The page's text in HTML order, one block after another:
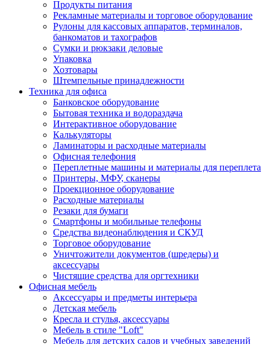
Продукты питания
Рекламные материалы и торговое оборудование
Рулоны для кассовых аппаратов, терминалов,
банкоматов и тахографов
Сумки и рюкзаки деловые
Упаковка
Хозтовары
Штемпельные принадлежности
Техника для офиса
Банковское оборудование
Бытовая техника и водораздача
Интерактивное оборудование
Калькуляторы
Ламинаторы и расходные материалы
Офисная телефония
Переплетные машины и материалы для переплета
Принтеры, МФУ, сканеры
Проекционное оборудование
Расходные материалы
Резаки для бумаги
Смартфоны и мобильные телефоны
Средства видеонаблюдения и СКУД
Торговое оборудование
Уничтожители документов (шредеры) и
аксессуары
Чистящие средства для оргтехники
Офисная мебель
Аксессуары и предметы интерьера
Детская мебель
Кресла и стулья, аксессуары
Мебель в стиле "Loft"
Мебель для детских садов и учебных заведений